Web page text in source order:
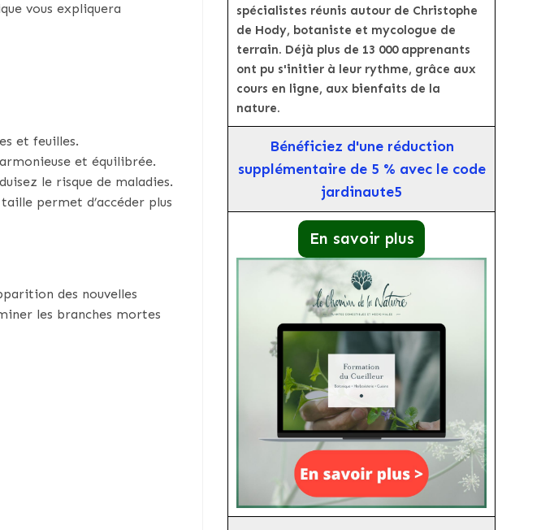
vous expliquera
et feuilles.
et équilibrée.
le risque de maladies.
permet d’accéder plus
des nouvelles
les branches mortes
spécialistes réunis autour de Christophe
de Hody, botaniste et mycologue de
terrain. Déjà plus de 13 000 apprenants
ont pu s'initier à leur rythme, grâce aux
cours en ligne, aux bienfaits de la
nature.
Bénéficiez d'une réduction
supplémentaire de 5 % avec le code
jardinaute5
En savoir plus